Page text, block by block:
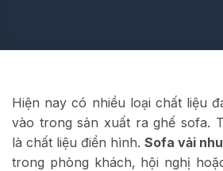
Hiện nay có nhiều loại chất liệu
vào trong sản xuất ra ghế sofa.
là chất liệu điển hình. Sofa vải
trong phòng khách, hội nghị